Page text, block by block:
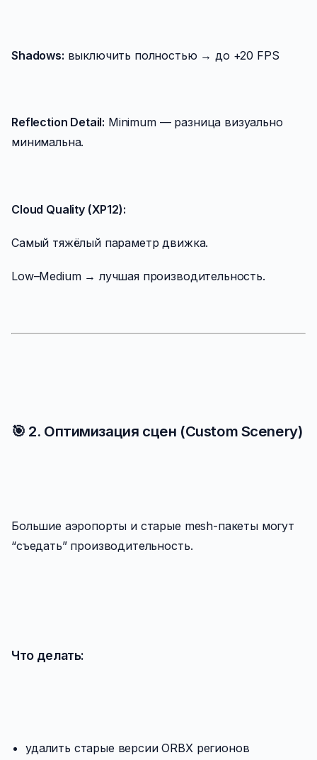
Shadows: выключить полностью → до +20 FPS
Reflection Detail: Minimum — разница визуально
минимальна.
Cloud Quality (XP12):
Самый тяжёлый параметр движка.
Low–Medium → лучшая производительность.
🎯 2. Оптимизация сцен (Custom Scenery)
Большие аэропорты и старые mesh-пакеты могут
“съедать” производительность.
Что делать:
удалить старые версии ORBX регионов